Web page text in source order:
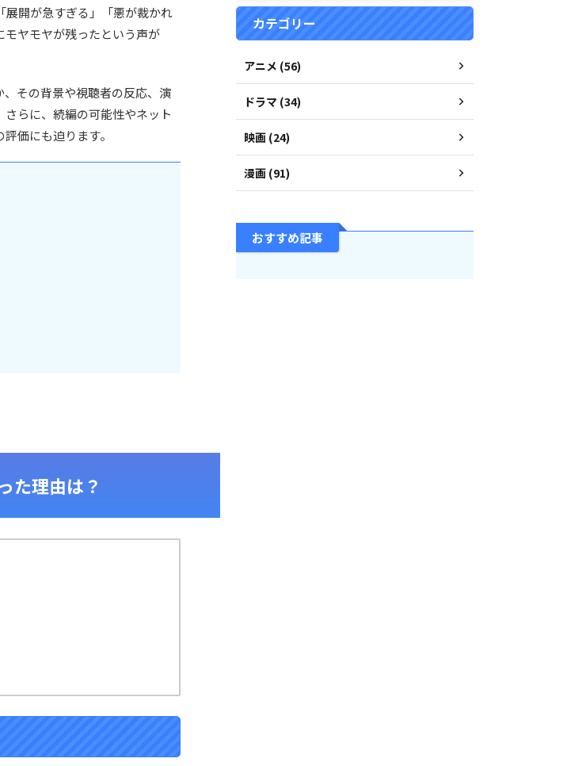
展開が急すぎる」「悪が裁かれ
ヤモヤが残ったという声が
その背景や視聴者の反応、演
らに、続編の可能性やネット
価にも迫ります。
た理由は？
カテゴリー
アニメ (56)
ドラマ (34)
映画 (24)
漫画 (91)
おすすめ記事